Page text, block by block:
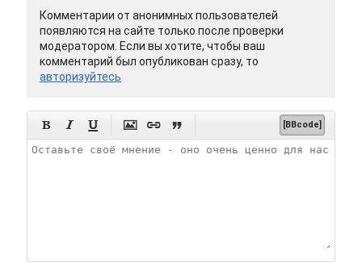
Комментарии от анонимных пользователей
появляются на сайте только после проверки
модератором. Если вы хотите, чтобы ваш
комментарий был опубликован сразу, то
авторизуйтесь
      [BBcode]